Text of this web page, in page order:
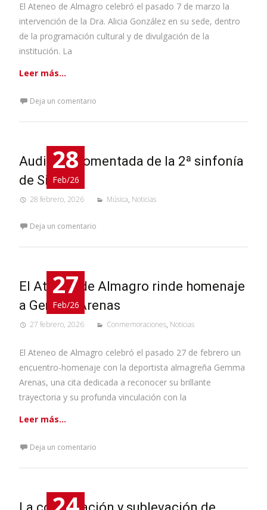
El Ateneo de Almagro celebró el pasado 7 de marzo la
intervención de la Dra. Alicia González en su sede, dentro
de la programación cultural y de divulgación de la
institución. La
Leer más…
Deja un comentario
28
Feb/26
Audición comentada de la 2ª sinfonía
de Sibelius
28 febrero, 2026 Música, Noticias
Deja un comentario
27
Feb/26
El Ateneo de Almagro rinde homenaje
a Gemma Arenas
27 febrero, 2026 Conmemoraciones, Noticias
El Ateneo de Almagro celebró el pasado 27 de febrero un
encuentro-homenaje con la deportista almagreña Gemma
Arenas, una cita dedicada a reconocer su brillante
trayectoria y su profunda vinculación con la
Leer más…
Deja un comentario